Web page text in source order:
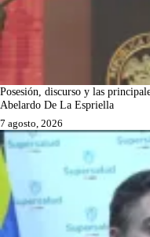
Posesión, discurso y las
Abelardo De La Espriella
7 agosto, 2026